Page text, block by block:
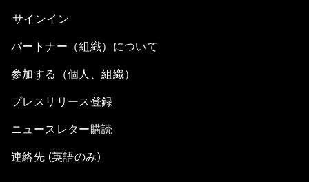
サインイン
パートナー（組織）について
参加する（個人、組織）
プレスリリース登録
ニュースレター購読
連絡先 (英語のみ)